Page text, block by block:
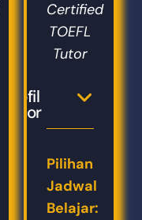
Certified
TOEFL
Tutor
Profil
Tutor
Pilihan
Jadwal
Belajar: